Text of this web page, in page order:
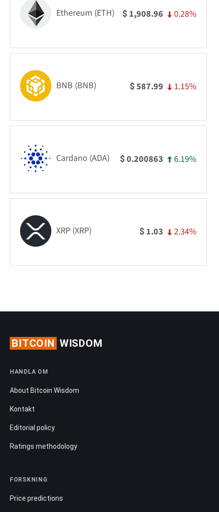
Ethereum (ETH) $ 1,908.96 0.28%
BNB (BNB) $587.99 1.15%
Cardano (ADA) $0.200863 6.19%
XRP (XRP) $ 1.03 2.34%
BITCOIN WISDOM
HANDLA OM
About Bitcoin Wisdom
Kontakt
Editorial policy
Ratings methodology
FORSKNING
Price predictions